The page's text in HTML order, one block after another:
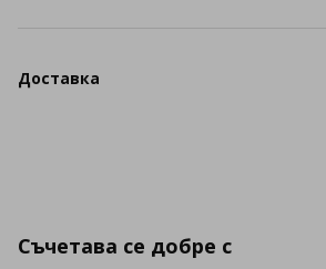
Доставка
Съчетава се добре с